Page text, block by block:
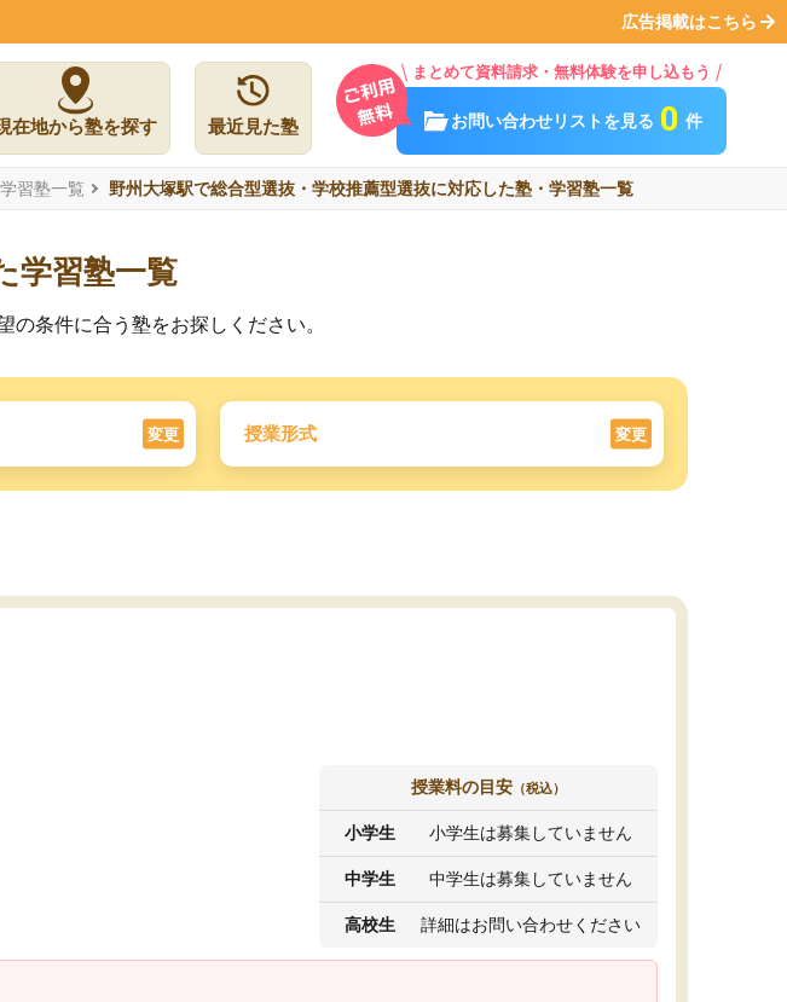
広告掲載はこちら
在地から塾を探す 最近見た塾
まとめて資料請求・無料体験を申し込もう
お問い合わせリストを見る 0 件
習塾一覧 野州大塚駅で総合型選抜・学校推薦型選抜に対応した塾・学習塾一覧
学習塾一覧
条件に合う塾をお探しください。
変更 授業形式 変更
授業料の目安 （税込）
小学生 小学生は募集していません
中学生 中学生は募集していません
高校生 詳細はお問い合わせください